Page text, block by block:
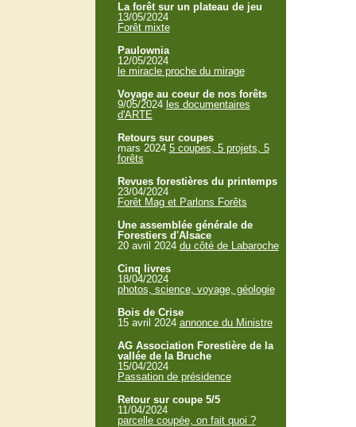
La forêt sur un plateau de jeu
13/05/2024
Forêt mixte
Paulownia
12/05/2024
le miracle proche du mirage
Voyage au coeur de nos forêts
9/05/2024 les documentaires
d'ARTE
Retours sur coupes
mars 2024 5 coupes, 5 projets, 5
forêts
Revues forestières du printemps
23/04/2024
Forêt Mag et Parlons Forêts
Une assemblée générale de
Forestiers d'Alsace
20 avril 2024 du côté de Labaroche
Cinq livres
18/04/2024
photos, science, voyage, géologie
Bois de Crise
15 avril 2024 annonce du Ministre
AG Association Forestière de la
vallée de la Bruche
15/04/2024
Passation de présidence
Retour sur coupe 5/5
11/04/2024
parcelle coupée, on fait quoi ?